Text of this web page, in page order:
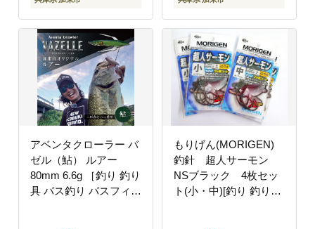
アベンタクローラー バ
ゼル（鮎） ルアー
80mm 6.6g ［釣り 釣り
具 バス釣り バスフィッ
もりげん(MORIGEN)
釣針 超人サーモン
NSブラック 4枚セッ
ト(小・中)[釣り 釣り針